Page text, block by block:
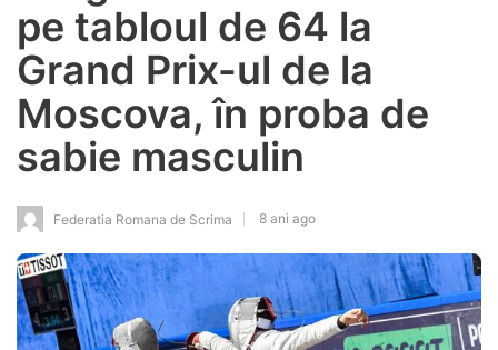
pe tabloul de 64 la
Grand Prix-ul de la
Moscova, în proba de
sabie masculin
Federatia Romana de Scrima 8 ani ago